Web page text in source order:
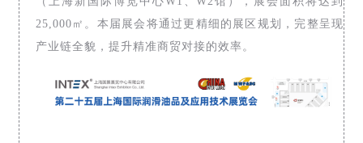
25,000㎡。本届展会将通过更精细的展区规划，完整呈现
产业链全貌，提升精准商贸对接的效率。